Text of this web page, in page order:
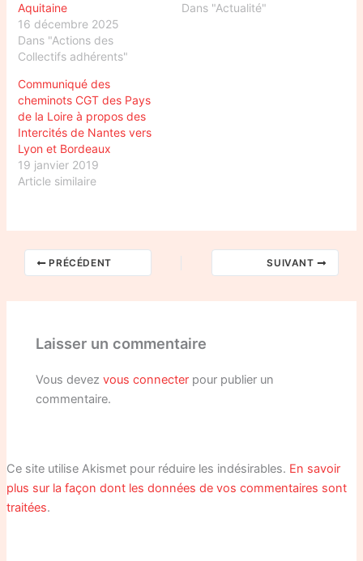
Aquitaine
16 décembre 2025
Dans "Actions des
Collectifs adhérents"
Dans "Actualité"
Communiqué des
cheminots CGT des Pays
de la Loire à propos des
Intercités de Nantes vers
Lyon et Bordeaux
19 janvier 2019
Article similaire
PRÉCÉDENT SUIVANT
Laisser un commentaire
Vous devezvous connecter pour publier un
commentaire.
Ce site utilise Akismet pour réduire les indésirables. En savoir
plus sur la façon dont les données de vos commentaires sont
traitées.